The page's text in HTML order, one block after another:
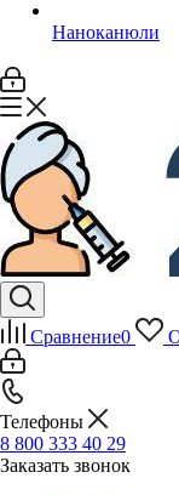
Наноканюли
Сравнение0
Телефоны
8 800 333 40 29
Заказать звонок